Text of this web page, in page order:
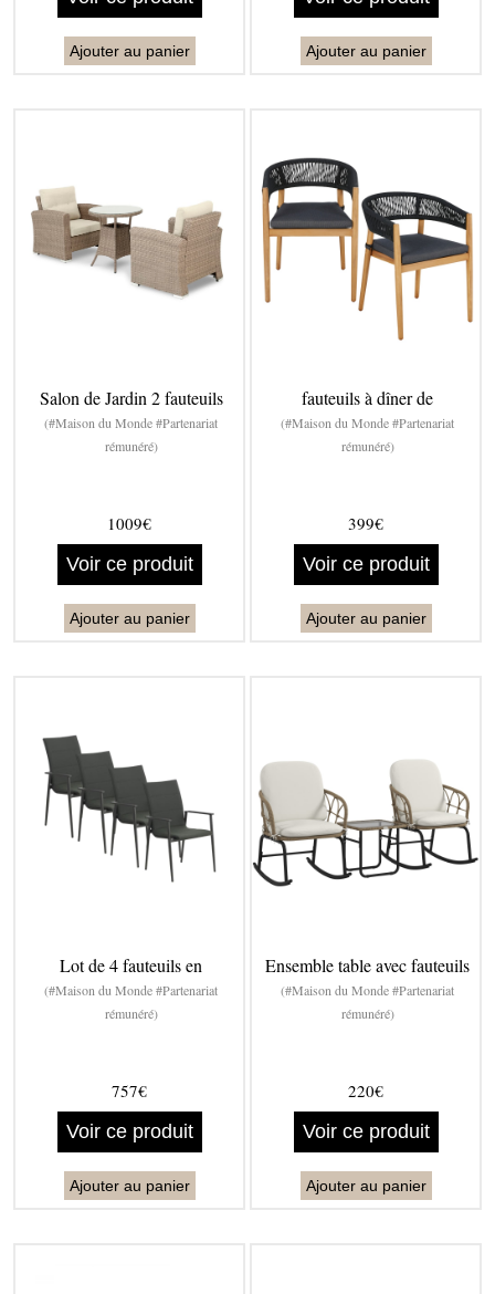
Ajouter au panier Ajouter au panier
Salon de Jardin 2 fauteuils
(#Maison du Monde #Partenariat
rémunéré)
1009€
Voir ce produit
Ajouter au panier
fauteuils à dîner de
(#Maison du Monde #Partenariat
rémunéré)
399€
Voir ce produit
Ajouter au panier
Lot de 4 fauteuils en
(#Maison du Monde #Partenariat
rémunéré)
757€
Voir ce produit
Ajouter au panier
Ensemble table avec fauteuils
(#Maison du Monde #Partenariat
rémunéré)
220€
Voir ce produit
Ajouter au panier